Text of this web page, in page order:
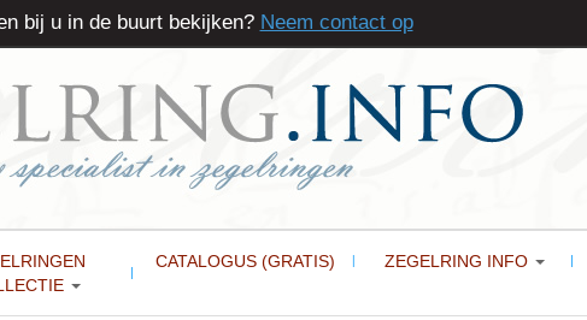
CATALOGUS (GRATIS) ZEGELRING INFO
bij u in de buurt bekijken? Neem contact op